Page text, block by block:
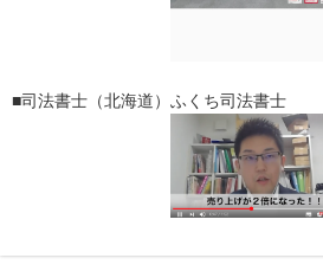
■司法書士（北海道）ふくち司法書士